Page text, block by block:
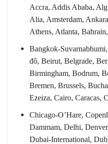
Accra, Addis Ababa,
Alia, Amsterdam,
Athens, Atlanta,
Bangkok-
đô, Beirut, Belgrade,
Birmingham, Bodrum,
Bremen, Brussels,
Ezeiza, Cairo, Caracas,
Chicago-O’Hare,
Dammam, Delhi,
Dubai-International,